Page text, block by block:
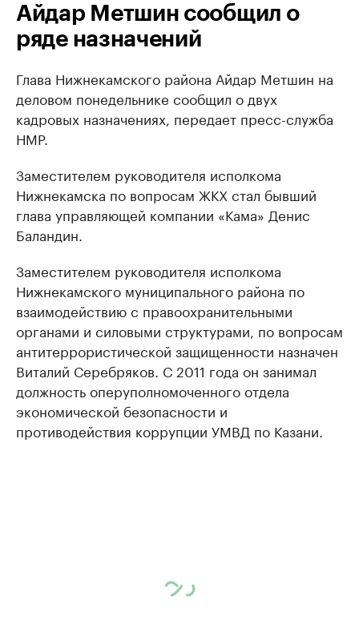
Айдар Метшин сообщил о
ряде назначений
Глава Нижнекамского района Айдар Метшин на
деловом понедельнике сообщил о двух
кадровых назначениях, передает пресс-служба
НМР.
Заместителем руководителя исполкома
Нижнекамска по вопросам ЖКХ стал бывший
глава управляющей компании «Кама» Денис
Баландин.
Заместителем руководителя исполкома
Нижнекамского муниципального района по
взаимодействию с правоохранительными
органами и силовыми структурами, по вопросам
антитеррористической защищенности назначен
Виталий Серебряков. С 2011 года он занимал
должность оперуполномоченного отдела
экономической безопасности и
противодействия коррупции УМВД по Казани.